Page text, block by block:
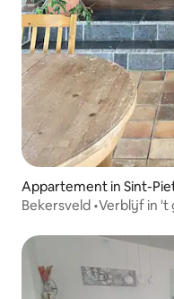
Appartement in Sint-
Bekersveld •Verblijf in 't